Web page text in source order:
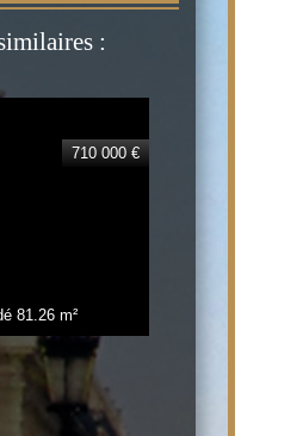
:
710 000 €
81.26 m²